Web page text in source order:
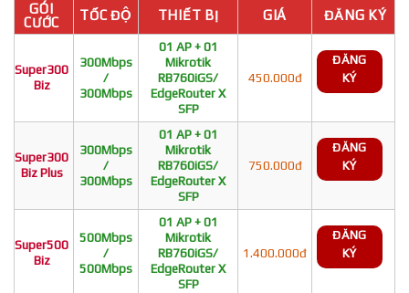
GÓI
CƯỚC
TỐC ĐỘ THIẾT BỊ GIÁ ĐĂNG KÝ
Super300
Biz
300Mbps
/
300Mbps
01 AP + 01
Mikrotik
RB760iGS/
EdgeRouter X
SFP
450.000đ
ĐĂNG
KÝ
Super300
Biz Plus
300Mbps
/
300Mbps
01 AP + 01
Mikrotik
RB760iGS/
EdgeRouter X
SFP
750.000đ
ĐĂNG
KÝ
Super500
Biz
500Mbps
/
500Mbps
01 AP + 01
Mikrotik
RB760iGS/
EdgeRouter X
SFP
1.400.000đ
ĐĂNG
KÝ